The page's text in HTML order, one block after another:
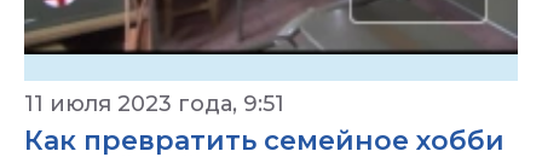
11 июля 2023 года, 9:51
Как превратить семейное хобби